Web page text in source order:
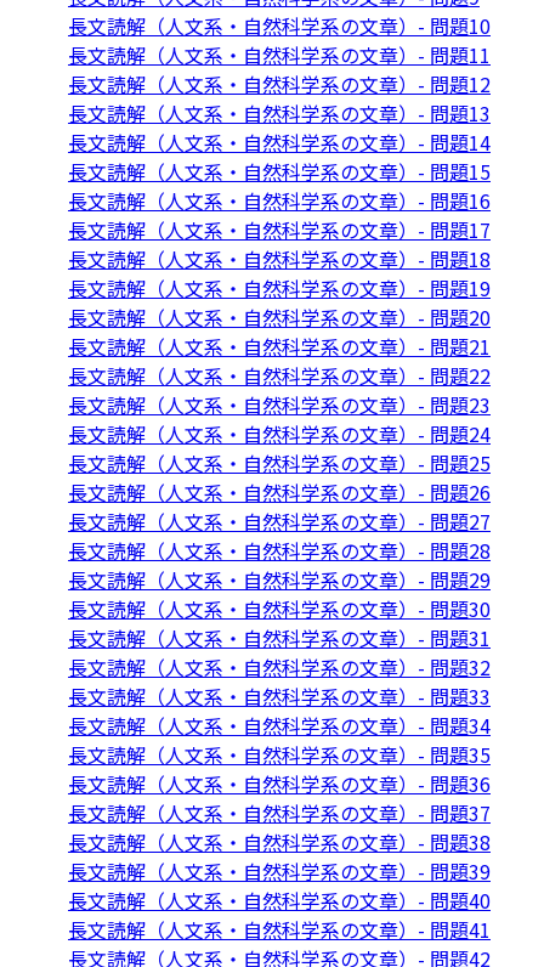
長文読解（人文系・自然科学系の文章）- 問題10
長文読解（人文系・自然科学系の文章）- 問題11
長文読解（人文系・自然科学系の文章）- 問題12
長文読解（人文系・自然科学系の文章）- 問題13
長文読解（人文系・自然科学系の文章）- 問題14
長文読解（人文系・自然科学系の文章）- 問題15
長文読解（人文系・自然科学系の文章）- 問題16
長文読解（人文系・自然科学系の文章）- 問題17
長文読解（人文系・自然科学系の文章）- 問題18
長文読解（人文系・自然科学系の文章）- 問題19
長文読解（人文系・自然科学系の文章）- 問題20
長文読解（人文系・自然科学系の文章）- 問題21
長文読解（人文系・自然科学系の文章）- 問題22
長文読解（人文系・自然科学系の文章）- 問題23
長文読解（人文系・自然科学系の文章）- 問題24
長文読解（人文系・自然科学系の文章）- 問題25
長文読解（人文系・自然科学系の文章）- 問題26
長文読解（人文系・自然科学系の文章）- 問題27
長文読解（人文系・自然科学系の文章）- 問題28
長文読解（人文系・自然科学系の文章）- 問題29
長文読解（人文系・自然科学系の文章）- 問題30
長文読解（人文系・自然科学系の文章）- 問題31
長文読解（人文系・自然科学系の文章）- 問題32
長文読解（人文系・自然科学系の文章）- 問題33
長文読解（人文系・自然科学系の文章）- 問題34
長文読解（人文系・自然科学系の文章）- 問題35
長文読解（人文系・自然科学系の文章）- 問題36
長文読解（人文系・自然科学系の文章）- 問題37
長文読解（人文系・自然科学系の文章）- 問題38
長文読解（人文系・自然科学系の文章）- 問題39
長文読解（人文系・自然科学系の文章）- 問題40
長文読解（人文系・自然科学系の文章）- 問題41
長文読解（人文系・自然科学系の文章）- 問題42